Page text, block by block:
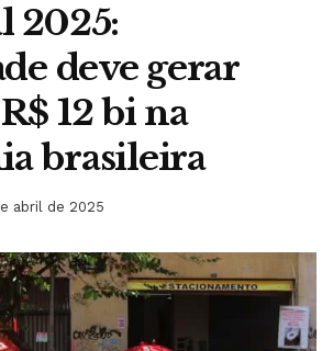
2025:
deve gerar
12 bi na
brasileira
abril de 2025